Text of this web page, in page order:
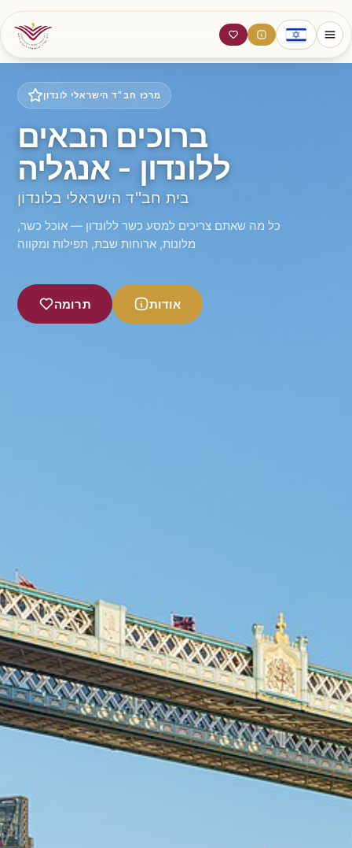
מרכז חב״ד הישראלי לונדון
ברוכים הבאים
ללונדון - אנגליה
בית חב''ד הישראלי בלונדון
כל מה שאתם צריכים למסע כשר ללונדון — אוכל כשר,
מלונות, ארוחות שבת, תפילות ומקווה
תרומה אודות